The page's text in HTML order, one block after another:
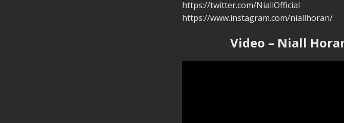
https://twitter.com/NiallOfficial
https://www.instagram.com/niallhoran/
Video – Niall